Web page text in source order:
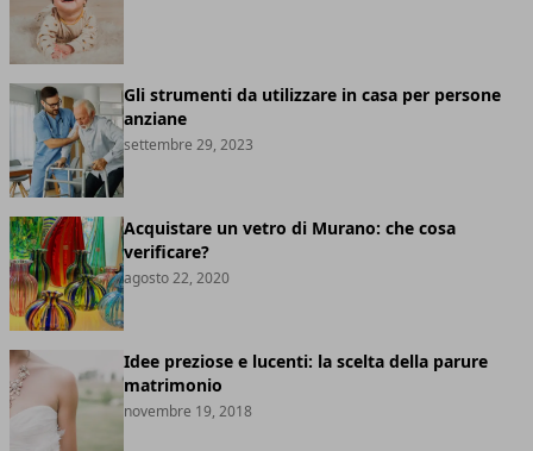
Gli strumenti da utilizzare in casa per persone
anziane
settembre 29, 2023
Acquistare un vetro di Murano: che cosa
verificare?
agosto 22, 2020
Idee preziose e lucenti: la scelta della parure
matrimonio
novembre 19, 2018